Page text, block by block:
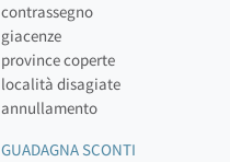
contrassegno
giacenze
province coperte
località disagiate
annullamento
GUADAGNA SCONTI